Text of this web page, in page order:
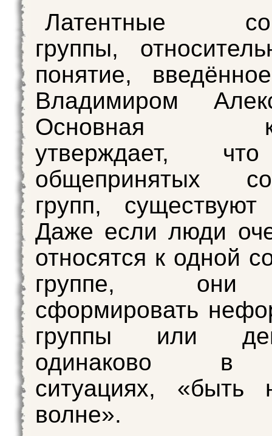
Латентные
группы,
понятие,
Владимиром
Основная
утверждает,
общепринятых
групп,
Даже если люди
относятся к одной
группе, они
сформировать
группы или
одинаково в
ситуациях, «быть
волне».